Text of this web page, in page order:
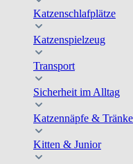
Katzenschlafplätze
Katzenspielzeug
Transport
Sicherheit im Alltag
Katzennäpfe &
Kitten & Junior